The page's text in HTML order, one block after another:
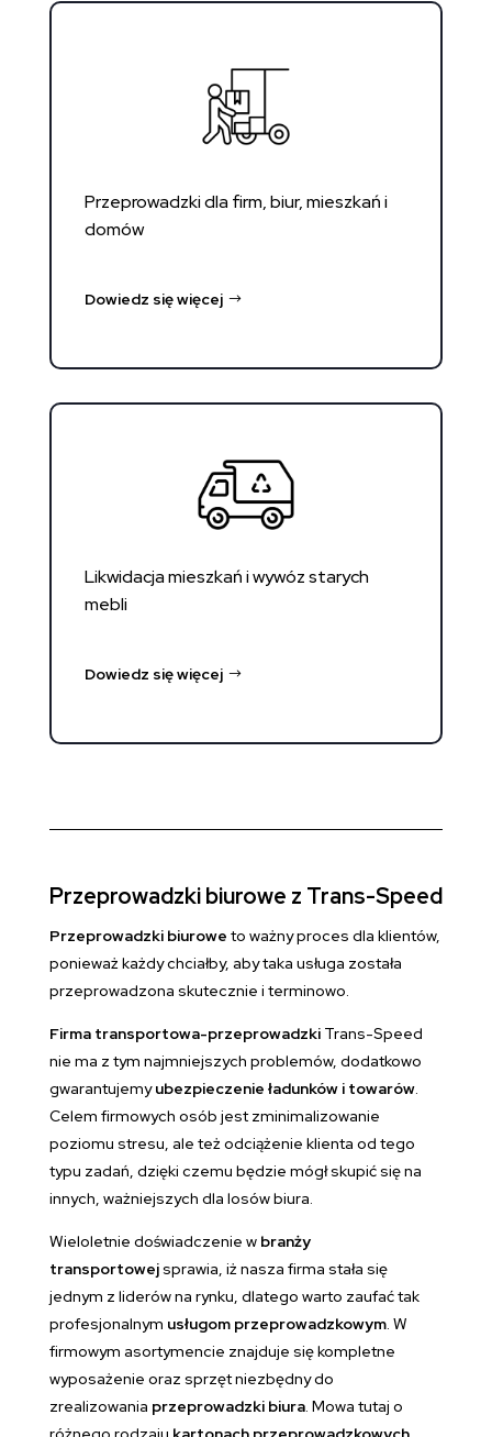
Przeprowadzki dla firm, biur, mieszkań i
domów
Dowiedz się więcej
Likwidacja mieszkań i wywóz starych
mebli
Dowiedz się więcej
Przeprowadzki biurowe z Trans-Speed
Przeprowadzki biurowe to ważny proces dla klientów,
ponieważ każdy chciałby, aby taka usługa została
przeprowadzona skutecznie i terminowo.
Firma transportowa-przeprowadzki Trans-Speed
nie ma z tym najmniejszych problemów, dodatkowo
gwarantujemy ubezpieczenie ładunków i towarów.
Celem firmowych osób jest zminimalizowanie
poziomu stresu, ale też odciążenie klienta od tego
typu zadań, dzięki czemu będzie mógł skupić się na
innych, ważniejszych dla losów biura.
Wieloletnie doświadczenie w branży
transportowejsprawia, iż nasza firma stała się
jednym z liderów na rynku, dlatego warto zaufać tak
profesjonalnym usługom przeprowadzkowym. W
firmowym asortymencie znajduje się kompletne
wyposażenie oraz sprzęt niezbędny do
zrealizowania przeprowadzki biura. Mowa tutaj o